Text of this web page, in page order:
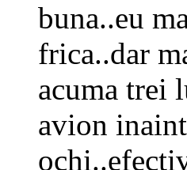
buna..eu
frica..dar
acuma trei
avion